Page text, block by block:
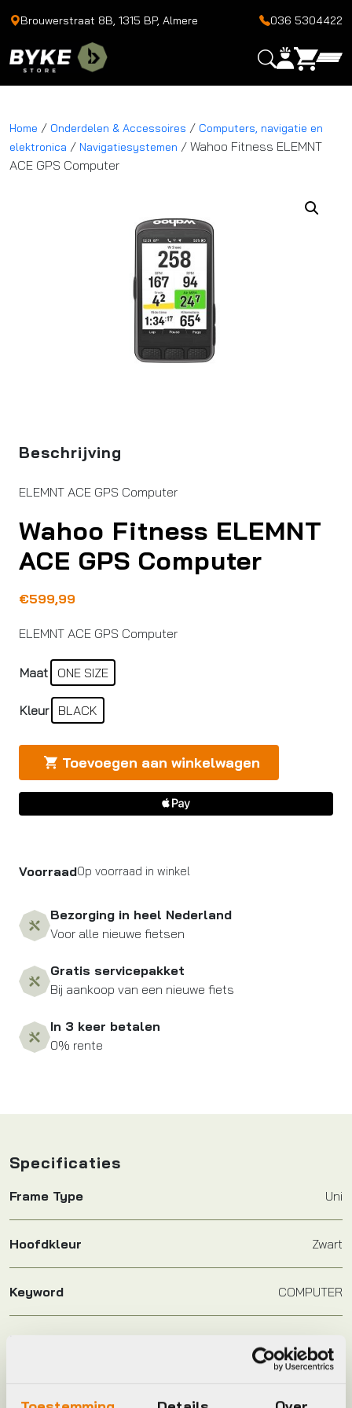
Brouwerstraat 8B, 1315 BP, Almere 036 5304422
Home / Onderdelen & Accessoires / Computers, navigatie en
elektronica / Navigatiesystemen / Wahoo Fitness ELEMNT
ACE GPS Computer
Beschrijving
ELEMNT ACE GPS Computer
Wahoo Fitness ELEMNT
ACE GPS Computer
€599,99
ELEMNT ACE GPS Computer
Maat ONE SIZE
Kleur BLACK
Toevoegen aan winkelwagen
VoorraadOp voorraad in winkel
Bezorging in heel Nederland
Voor alle nieuwe fietsen
Gratis servicepakket
Bij aankoop van een nieuwe fiets
In 3 keer betalen
0% rente
Specificaties
Frame Type Uni
Hoofdkleur Zwart
Keyword COMPUTER